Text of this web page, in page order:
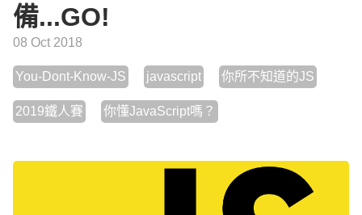
備...GO!
08 Oct 2018
You-Dont-Know-JS javascript 你所不知道的JS
2019鐵人賽 你懂JavaScript嗎？